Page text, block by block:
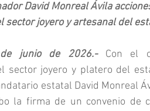
David Monreal Ávila
sector joyero y artesanal del
de junio de 2026.- Con el
sector joyero y platero del
estatal David Monreal
la firma de un convenio de